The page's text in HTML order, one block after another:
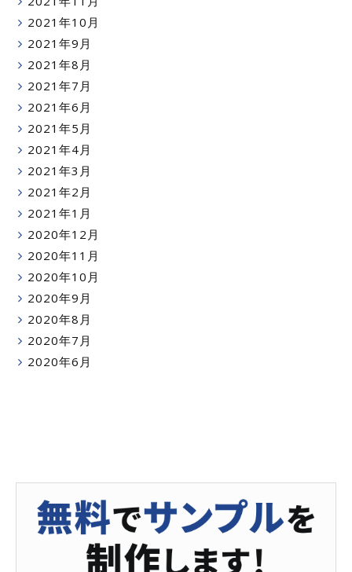
2021年10月
2021年9月
2021年8月
2021年7月
2021年6月
2021年5月
2021年4月
2021年3月
2021年2月
2021年1月
2020年12月
2020年11月
2020年10月
2020年9月
2020年8月
2020年7月
2020年6月